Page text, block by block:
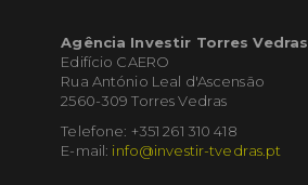
Agência Investir Torres Vedras
Edifício CAERO
Rua António Leal d'Ascensão
2560-309 Torres Vedras
Telefone: +351 261 310 418
E-mail: info@investir-tvedras.pt